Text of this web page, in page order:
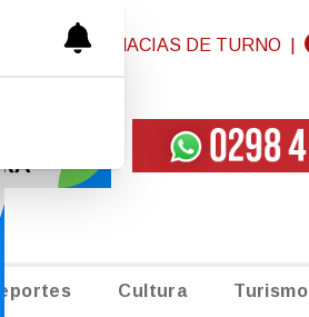
| FARMACIAS DE TURNO
Cultura Turismo